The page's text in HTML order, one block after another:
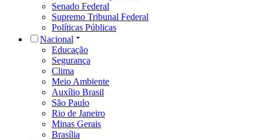
Senado Federal
Supremo Tribunal Federal
Políticas Públicas
Nacional
Educação
Segurança
Clima
Meio Ambiente
Auxílio Brasil
São Paulo
Rio de Janeiro
Minas Gerais
Brasília